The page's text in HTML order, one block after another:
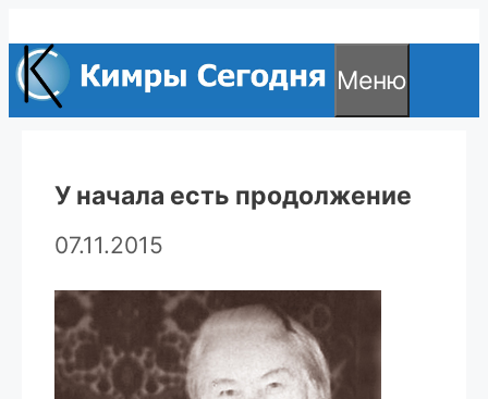
к
содержимому
Меню
У начала есть продолжение
07.11.2015